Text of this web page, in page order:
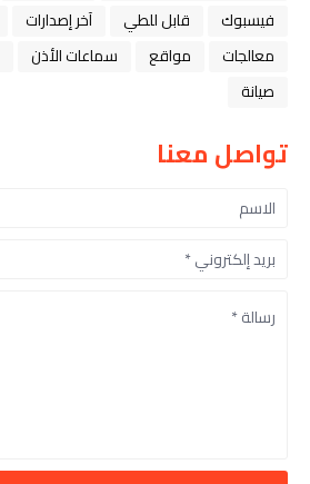
فيسبوك
قابل للطي آخر إصدارات
معالجات
مواقع سماعات الأذن
صيانة
تواصل معنا